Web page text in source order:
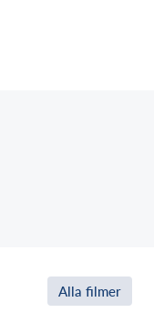
Alla filmer